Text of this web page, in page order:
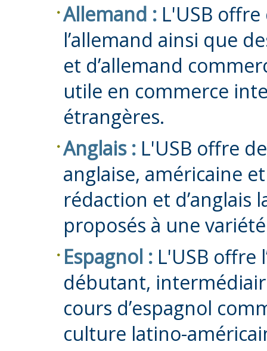
Allemand : L'USB
l’allemand ainsi que
et d’allemand
utile en commerce
étrangères.
Anglais : L'USB offre
anglaise, américaine
rédaction et d’anglais
proposés à une
Espagnol : L'USB offre
débutant,
cours d’espagnol
culture latino-